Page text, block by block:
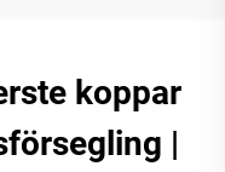
koppar
|